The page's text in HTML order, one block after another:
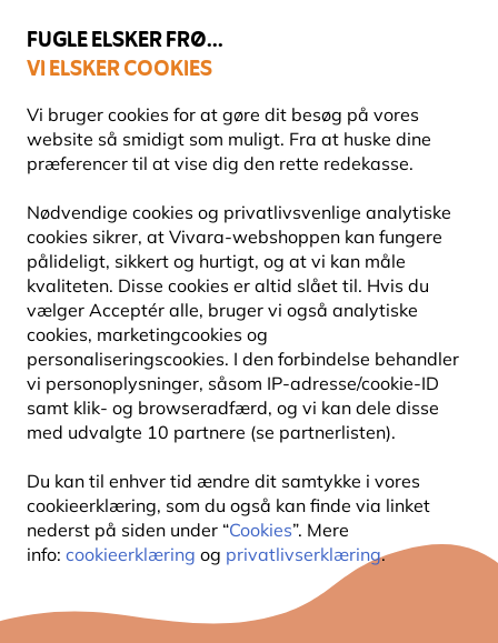
FUGLE ELSKER FRØ...
VI ELSKER COOKIES
Vi bruger cookies for at gøre dit besøg på vores
website så smidigt som muligt. Fra at huske dine
præferencer til at vise dig den rette redekasse.
Nødvendige cookies og privatlivsvenlige analytiske
cookies sikrer, at Vivara-webshoppen kan fungere
pålideligt, sikkert og hurtigt, og at vi kan måle
kvaliteten. Disse cookies er altid slået til. Hvis du
vælger Acceptér alle, bruger vi også analytiske
cookies, marketingcookies og
personaliseringscookies. I den forbindelse behandler
vi personoplysninger, såsom IP-adresse/cookie-ID
samt klik- og browseradfærd, og vi kan dele disse
med udvalgte 10 partnere (se partnerlisten).
Du kan til enhver tid ændre dit samtykke i vores
cookieerklæring, som du også kan finde via linket
nederst på siden under “Cookies”. Mere
info: cookieerklæring og privatlivserklæring.
Topbedømt i 11 lande
Fri fragt over 499 kr.
REDEKASSER TIL SOLSORT
I denne kategori finder du åbne redekasser, som passer
til solsortens naturlige yngleadfærd. Disse løsninger
efterligner redesteder som tætte busk
produkter